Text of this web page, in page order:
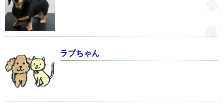
ラブちゃん